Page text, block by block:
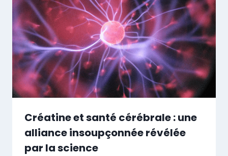
Créatine et santé cérébrale : une
alliance insoupçonnée révélée
par la science